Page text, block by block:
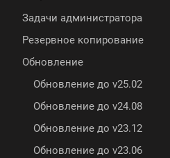
Задачи администратора
Резервное копирование
Обновление
Обновление до v25.02
Обновление до v24.08
Обновление до v23.12
Обновление до v23.06